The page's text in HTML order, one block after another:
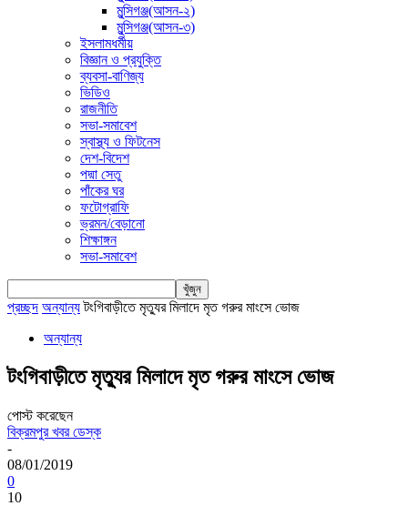
মুন্সিগঞ্জ(আসন-২)
মুন্সিগঞ্জ(আসন-৩)
ইসলামধর্মীয়
বিজ্ঞান ও প্রযুক্তি
ব্যবসা-বাণিজ্য
ভিডিও
রাজনীতি
সভা-সমাবেশ
স্বাস্থ্য ও ফিটনেস
দেশ-বিদেশ
পদ্মা সেতু
পাঁকের ঘর
ফটোগ্রাফি
ভ্রমন/বেড়ানো
শিক্ষাঙ্গন
সভা-সমাবেশ
প্রচ্ছদ অন্যান্য টংগিবাড়ীতে মৃত্যুর মিলাদে মৃত গরুর মাংসে ভোজ
অন্যান্য
টংগিবাড়ীতে মৃত্যুর মিলাদে মৃত গরুর মাংসে ভোজ
পোস্ট করেছেন
বিক্রমপুর খবর ডেস্ক
-
08/01/2019
0
10